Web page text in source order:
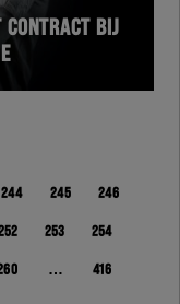
CONTRACT BIJ
244 245 246
253 254
… 416